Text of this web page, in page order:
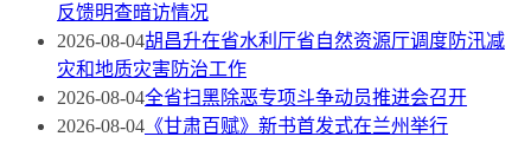
反馈明查暗访情况
2026-08-04胡昌升在省水利厅省自然资源厅调度防汛减
灾和地质灾害防治工作
2026-08-04全省扫黑除恶专项斗争动员推进会召开
2026-08-04 《甘肃百赋》新书首发式在兰州举行